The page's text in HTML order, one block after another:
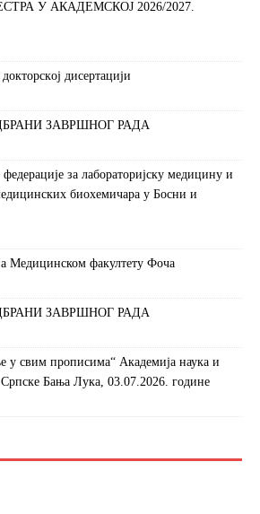
У АКАДЕМСКОЈ 2026/2027.
дисeртaциjи
ЗАВРШНОГ РАДА
федерације за лабораторијску медицину и
биохемичара у Босни и
Медицинском факултету Фоча
ЗАВРШНОГ РАДА
у свим прописима“ Академија наука и
Бања Лука, 03.07.2026. године